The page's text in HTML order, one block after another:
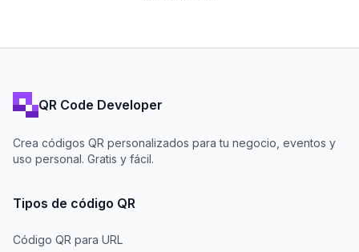
QR Code Developer
Crea códigos QR personalizados para tu negocio, eventos y
uso personal. Gratis y fácil.
Tipos de código QR
Código QR para URL